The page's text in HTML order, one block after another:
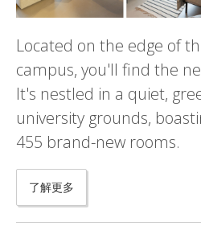
Located on the edge of
campus, you'll find the
It's nestled in a quiet,
university grounds,
455 brand-new rooms.
了解更多